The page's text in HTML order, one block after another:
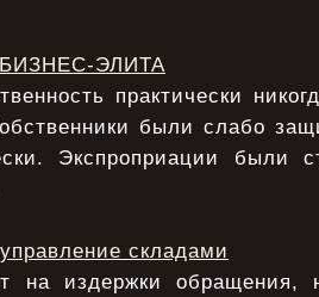
ЭЛИТА
практически
были слабо
Экспроприации были
складами
на издержки обращения,